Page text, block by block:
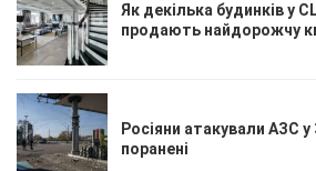
Як декілька будинків у
продають найдорожчу
Росіяни атакували АЗС
поранені